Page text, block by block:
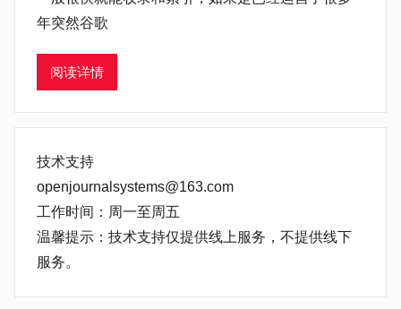
年突然谷歌
阅读详情
技术支持
openjournalsystems@163.com
工作时间：周一至周五
温馨提示：技术支持仅提供线上服务，不提供线下
服务。